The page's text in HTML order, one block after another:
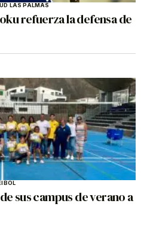
UD LAS PALMAS
refuerza la defensa de
sus campus de verano a